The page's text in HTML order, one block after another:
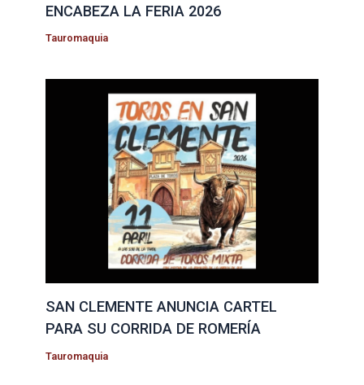
ENCABEZA LA FERIA 2026
Tauromaquia
SAN CLEMENTE ANUNCIA CARTEL
PARA SU CORRIDA DE ROMERÍA
Tauromaquia